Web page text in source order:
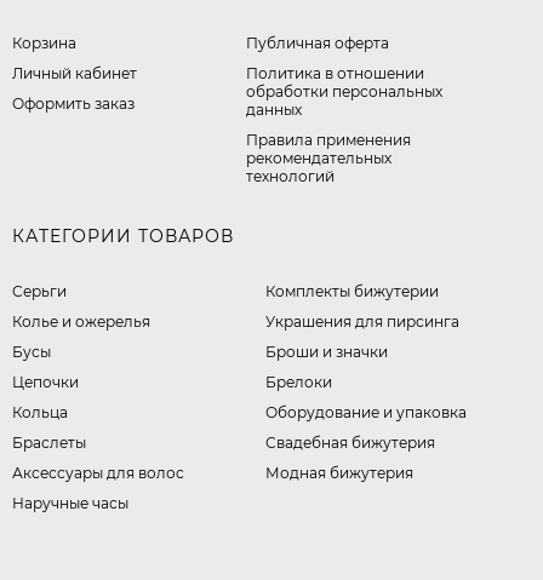
Корзина
Личный кабинет
Оформить заказ
Публичная оферта
​Политика в отношении
обработки персональных
данных
Правила применения
рекомендательных
технологий
КАТЕГОРИИ ТОВАРОВ
Серьги
Колье и ожерелья
Бусы
Цепочки
Кольца
Браслеты
Аксессуары для волос
Наручные часы
Комплекты бижутерии
Украшения для пирсинга
Броши и значки
Брелоки
Оборудование и упаковка
Свадебная бижутерия
Модная бижутерия